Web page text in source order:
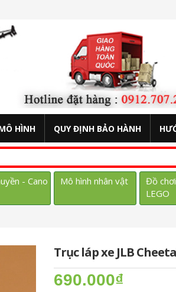
HÌNH QUY ĐỊNH BẢO HÀNH
- Cano Mô hình nhân vật
Đồ
LEGO
Trục láp xe JLB
690.000₫